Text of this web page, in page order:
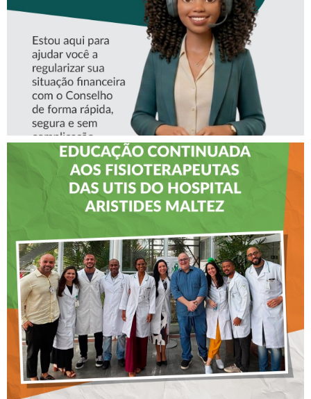
CREFITO-7 LEVA EDUCAÇÃO
CONTINUADA AOS
FISIOTERAPEUTAS DAS UTIs
DO HOSPITAL ARISTIDES
MALTEZ